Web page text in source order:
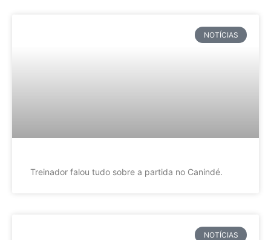
NOTÍCIAS
Treinador falou tudo sobre a partida no Canindé.
NOTÍCIAS